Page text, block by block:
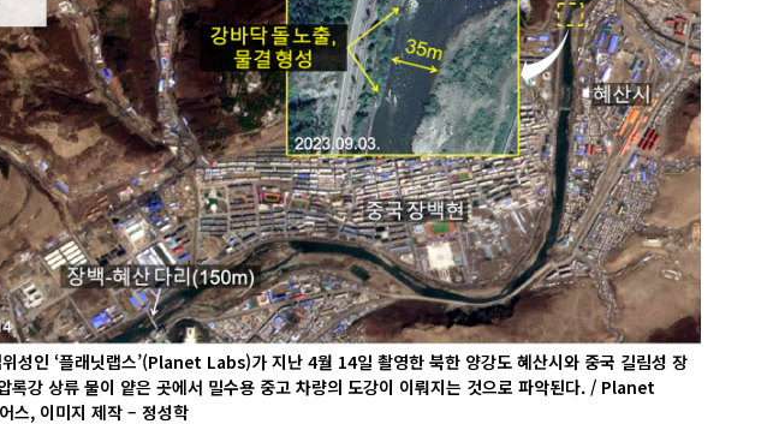
성인 ‘플래닛랩스’(Planet Labs)가 지난 4월 14일 촬영한 북한 양강도 혜산시와 중국 길림성 장
록강 상류 물이 얕은 곳에서 밀수용 중고 차량의 도강이 이뤄지는 것으로 파악된다. / Planet
스, 이미지 제작 – 정성학